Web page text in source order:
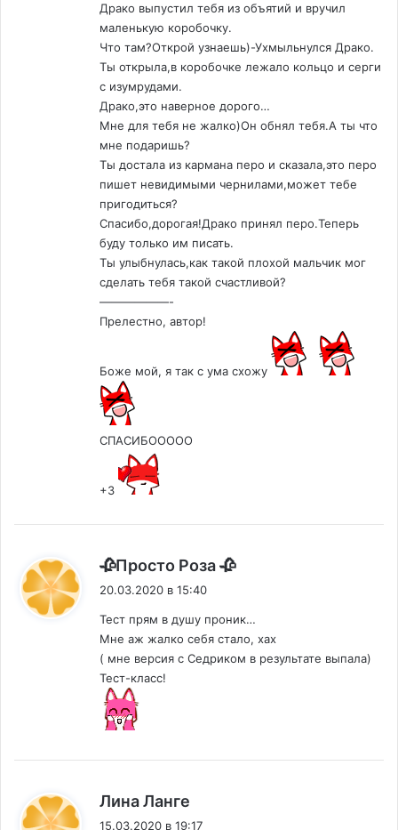
Драко выпустил тебя из объятий и вручил
маленькую коробочку.
Что там?Открой узнаешь)-Ухмыльнулся Драко.
Ты открыла,в коробочке лежало кольцо и серги
с изумрудами.
Драко,это наверное дорого…
Мне для тебя не жалко)Он обнял тебя.А ты что
мне подаришь?
Ты достала из кармана перо и сказала,это перо
пишет невидимыми чернилами,может тебе
пригодиться?
Спасибо,дорогая!Драко принял перо.Теперь
буду только им писать.
Ты улыбнулась,как такой плохой мальчик мог
сделать тебя такой счастливой?
——————-
Прелестно, автор!
Боже мой, я так с ума схожу
СПАСИБООООО
+3
🥀Просто Роза 🥀:
20.03.2020 в 15:40
Тест прям в душу проник…
Мне аж жалко себя стало, хах
( мне версия с Седриком в результате выпала)
Тест-класс!
Лина Ланге
15.03.2020 в 19:17